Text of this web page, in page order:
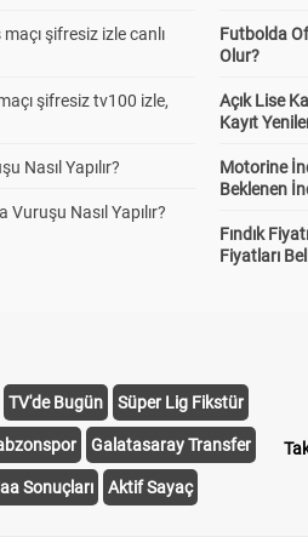
şifresiz izle canlı
şifresiz tv100 izle,
Nasıl Yapılır?
Nasıl Yapılır?
Futbolda
Olur?
Açık Lise
Kayıt
Motorine
Beklenen
Fındık
Fiyatları
TV'de Bugün Süper Lig Fikstür
Galatasaray Transfer
Sonuçları Aktif Sayaç